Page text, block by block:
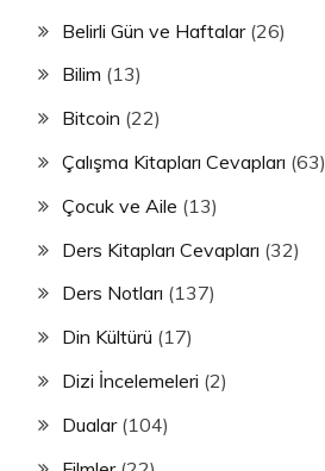
Belirli Gün ve Haftalar(26)
Bilim (13)
Bitcoin (22)
Çalışma Kitapları Cevapları (63)
Çocuk ve Aile (13)
Ders Kitapları Cevapları (32)
Ders Notları (137)
Din Kültürü (17)
Dizi İncelemeleri (2)
Dualar(104)